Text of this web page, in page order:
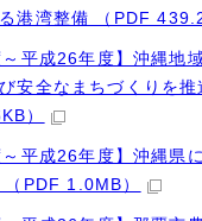
港湾整備 （PDF
～平成26年度】沖縄地
安全なまちづくりを
）
～平成26年度】沖縄県
PDF 1.0MB）